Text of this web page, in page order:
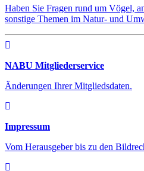
Haben Sie Fragen rund um Vögel,
sonstige Themen im Natur- und
NABU Mitgliederservice
Änderungen Ihrer Mitgliedsdaten.
Impressum
Vom Herausgeber bis zu den